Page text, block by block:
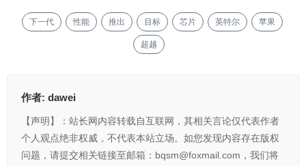
下一代 性能 推出 目标 芯片 英特尔 苹果
超越
作者: dawei
【声明】：站长网内容转载自互联网，其相关言论仅代表作者
个人观点绝非权威，不代表本站立场。如您发现内容存在版权
问题，请提交相关链接至邮箱：bqsm@foxmail.com，我们将